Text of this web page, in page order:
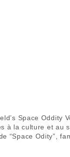
Space Oddity
à la culture et au
“Space Odity”,